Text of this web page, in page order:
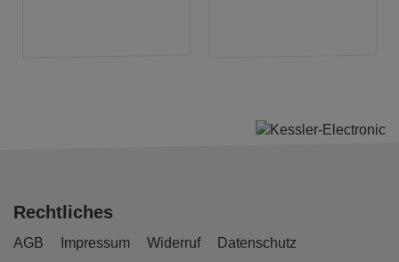
Rechtliches
AGB Impressum Widerruf Datenschutz